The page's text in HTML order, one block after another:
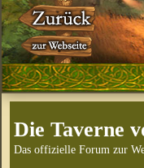
Die Taverne
Das offizielle Forum zur